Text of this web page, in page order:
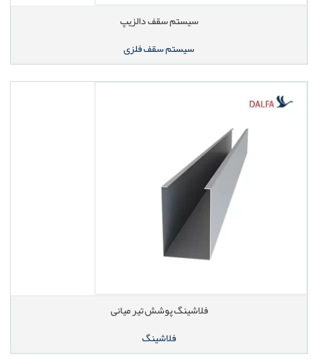
سیستم سقف دالزیپ
سیستم سقف فلزی
فلاشینگ پوشش تیر میانی
فلاشینگ